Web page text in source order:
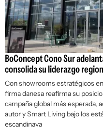
BoConcept Cono Sur
consolida su liderazgo
Con showrooms estratégicos
firma danesa reafirma su
campaña global más esperada,
autor y Smart Living bajo los
escandinava